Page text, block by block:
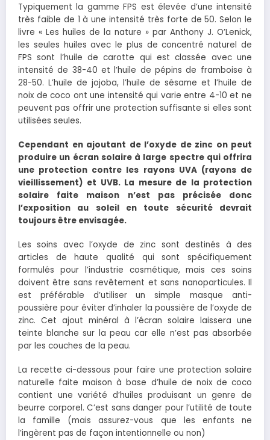
Typiquement la gamme FPS est élevée d’une intensité
très faible de 1 à une intensité très forte de 50. Selon le
livre « Les huiles de la nature » par Anthony J. O’Lenick,
les seules huiles avec le plus de concentré naturel de
FPS sont l’huile de carotte qui est classée avec une
intensité de 38-40 et l’huile de pépins de framboise à
28-50. L’huile de jojoba, l’huile de sésame et l’huile de
noix de coco ont une intensité qui varie entre 4-10 et ne
peuvent pas offrir une protection suffisante si elles sont
utilisées seules.
Cependant en ajoutant de l’oxyde de zinc on peut
produire un écran solaire à large spectre qui offrira
une protection contre les rayons UVA (rayons de
vieillissement) et UVB. La mesure de la protection
solaire faite maison n’est pas précisée donc
l’exposition au soleil en toute sécurité devrait
toujours être envisagée.
Les soins avec l’oxyde de zinc sont destinés à des
articles de haute qualité qui sont spécifiquement
formulés pour l’industrie cosmétique, mais ces soins
doivent être sans revêtement et sans nanoparticules. Il
est préférable d’utiliser un simple masque anti-
poussière pour éviter d’inhaler la poussière de l’oxyde de
zinc. Cet ajout minéral à l’écran solaire laissera une
teinte blanche sur la peau car elle n’est pas absorbée
par les couches de la peau.
La recette ci-dessous pour faire une protection solaire
naturelle faite maison à base d’huile de noix de coco
contient une variété d’huiles produisant un genre de
beurre corporel. C’est sans danger pour l’utilité de toute
la famille (mais assurez-vous que les enfants ne
l’ingèrent pas de façon intentionnelle ou non)